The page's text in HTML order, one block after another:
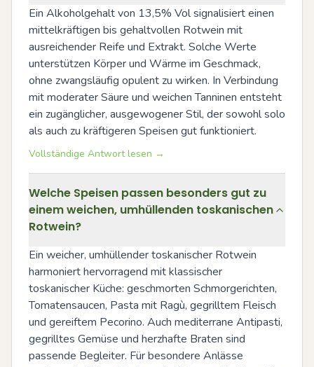
Ein Alkoholgehalt von 13,5% Vol signalisiert einen
mittelkräftigen bis gehaltvollen Rotwein mit
ausreichender Reife und Extrakt. Solche Werte
unterstützen Körper und Wärme im Geschmack,
ohne zwangsläufig opulent zu wirken. In Verbindung
mit moderater Säure und weichen Tanninen entsteht
ein zugänglicher, ausgewogener Stil, der sowohl solo
als auch zu kräftigeren Speisen gut funktioniert.
Vollständige Antwort lesen →
Welche Speisen passen besonders gut zu
einem weichen, umhüllenden toskanischen
Rotwein?
Ein weicher, umhüllender toskanischer Rotwein
harmoniert hervorragend mit klassischer
toskanischer Küche: geschmorten Schmorgerichten,
Tomatensaucen, Pasta mit Ragù, gegrilltem Fleisch
und gereiftem Pecorino. Auch mediterrane Antipasti,
gegrilltes Gemüse und herzhafte Braten sind
passende Begleiter. Für besondere Anlässe